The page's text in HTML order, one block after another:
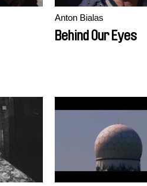
Anton Bialas
Behind Our Eyes